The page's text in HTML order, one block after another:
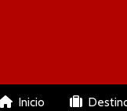
Inicio